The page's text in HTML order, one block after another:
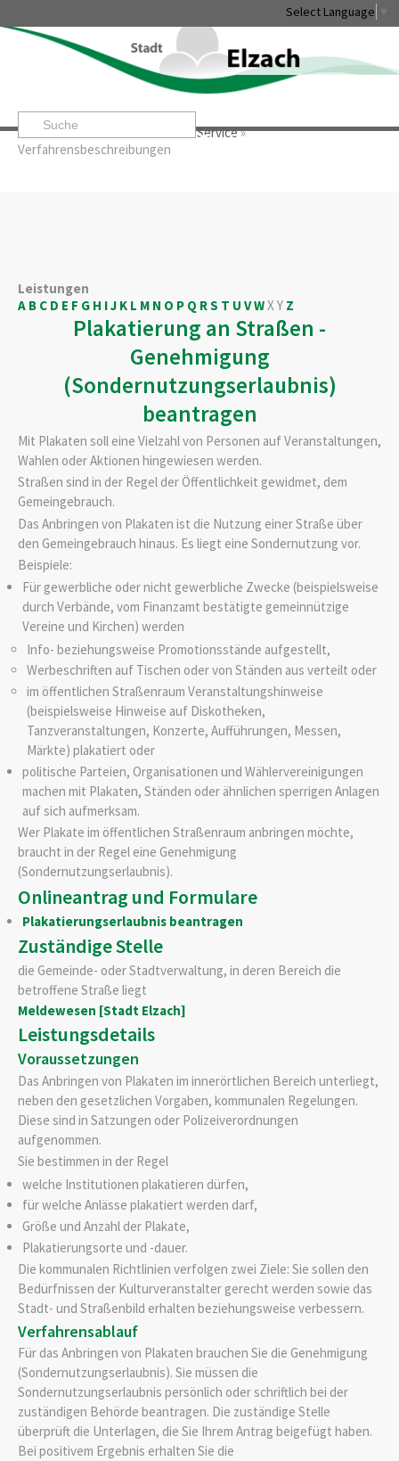
Select Language
Startseite» »Service»
Verfahrensbeschreibungen
Leben & Erleben Rathaus & Service
Leistungen
A B C D E F G H IJ K L M N O P Q RS T U VWXY Z
Plakatierung an Straßen -
Genehmigung
(Sondernutzungserlaubnis)
beantragen
Mit Plakaten soll eine Vielzahl von Personen auf Veranstaltungen,
Wahlen oder Aktionen hingewiesen werden.
Straßen sind in der Regel der Öffentlichkeit gewidmet, dem
Gemeingebrauch.
Das Anbringen von Plakaten ist die Nutzung einer Straße über
den Gemeingebrauch hinaus. Es liegt eine Sondernutzung vor.
Beispiele:
Für gewerbliche oder nicht gewerbliche Zwecke (beispielsweise
durch Verbände, vom Finanzamt bestätigte gemeinnützige
Vereine und Kirchen) werden
Info- beziehungsweise Promotionsstände aufgestellt,
Werbeschriften auf Tischen oder von Ständen aus verteilt oder
im öffentlichen Straßenraum Veranstaltungshinweise
(beispielsweise Hinweise auf Diskotheken,
Tanzveranstaltungen, Konzerte, Aufführungen, Messen,
Märkte) plakatiert oder
politische Parteien, Organisationen und Wählervereinigungen
machen mit Plakaten, Ständen oder ähnlichen sperrigen Anlagen
auf sich aufmerksam.
Wer Plakate im öffentlichen Straßenraum anbringen möchte,
braucht in der Regel eine Genehmigung
(Sondernutzungserlaubnis).
Onlineantrag und Formulare
Plakatierungserlaubnis beantragen
Zuständige Stelle
die Gemeinde- oder Stadtverwaltung, in deren Bereich die
betroffene Straße liegt
Meldewesen [Stadt Elzach]
Leistungsdetails
Voraussetzungen
Das Anbringen von Plakaten im innerörtlichen Bereich unterliegt,
neben den gesetzlichen Vorgaben, kommunalen Regelungen.
Diese sind in Satzungen oder Polizeiverordnungen
aufgenommen.
Sie bestimmen in der Regel
welche Institutionen plakatieren dürfen,
für welche Anlässe plakatiert werden darf,
Größe und Anzahl der Plakate,
Plakatierungsorte und -dauer.
Die kommunalen Richtlinien verfolgen zwei Ziele: Sie sollen den
Bedürfnissen der Kulturveranstalter gerecht werden sowie das
Stadt- und Straßenbild erhalten beziehungsweise verbessern.
Verfahrensablauf
Für das Anbringen von Plakaten brauchen Sie die Genehmigung
(Sondernutzungserlaubnis). Sie müssen die
Sondernutzungserlaubnis persönlich oder schriftlich bei der
zuständigen Behörde beantragen. Die zuständige Stelle
überprüft die Unterlagen, die Sie Ihrem Antrag beigefügt haben.
Bei positivem Ergebnis erhalten Sie die